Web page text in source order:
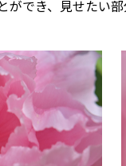
でき、見せたい